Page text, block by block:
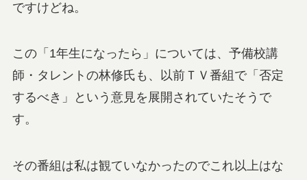
ですけどね。
この「1年生になったら」については、予備校講
師・タレントの林修氏も、以前ＴＶ番組で「否定
するべき」という意見を展開されていたそうで
す。
その番組は私は観ていなかったのでこれ以上はな